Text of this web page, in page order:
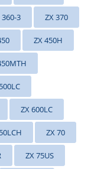
360-3 ZX 370
ZX 450H
ZX 600LC
ZX 70
ZX 75US